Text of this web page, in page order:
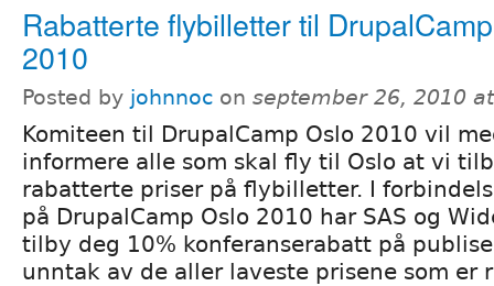
Rabatterte flybilletter til
2010
Posted by johnnoc on september 26, 2010
Komiteen til DrupalCamp Oslo 2010 vil
informere alle som skal fly til Oslo at vi
rabatterte priser på flybilletter. I
på DrupalCamp Oslo 2010 har SAS og
tilby deg 10% konferanserabatt på
unntak av de aller laveste prisene som er